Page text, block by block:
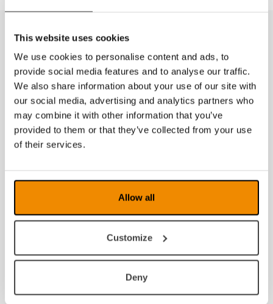
This website uses cookies
We use cookies to personalise content and ads, to
provide social media features and to analyse our traffic.
We also share information about your use of our site with
our social media, advertising and analytics partners who
may combine it with other information that you’ve
provided to them or that they’ve collected from your use
of their services.
Allow all
Customize
Deny